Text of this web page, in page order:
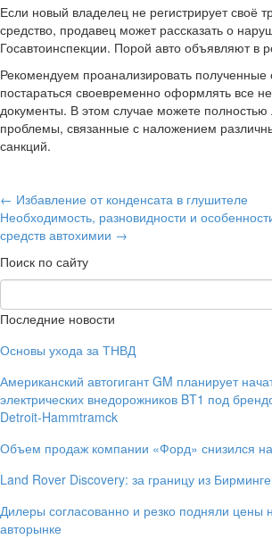
Если новый владелец не регистрирует своё
средство, продавец может рассказать о
Госавтоинспекции. Порой авто объявляют в
Рекомендуем проанализировать полученные
постараться своевременно оформлять все
документы. В этом случае можете полностью
проблемы, связанные с наложением
санкций.
← Избавление от конденсата в глушителе
Необходимость, разновидности и
средств автохимии →
Поиск по сайту
Последние новости
Основы ухода за ТНВД
Американский автогигант GM планирует
электрических внедорожников BT1 под
Detroit-Hammtramck
Объем продаж компании «Форд» снизился
Land Rover Dіscovery: за границу из
Дилеры согласованно и резко подняли цены
авторынке